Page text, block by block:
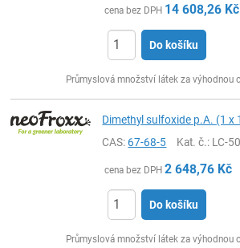
cena bez DPH 14 608,26 Kč
Do košíku
Průmyslová množství látek za výhodnou
Dimethyl sulfoxide p.A. (1 x
CAS:67-68-5 Kat. č.: LC-
cena bez DPH 2 648,76 Kč
Do košíku
Průmyslová množství látek za výhodnou